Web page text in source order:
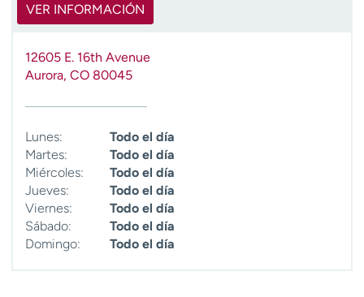
VER INFORMACIÓN
12605 E. 16th Avenue
Aurora, CO 80045
Lunes:
Todo el día
Martes:
Todo el día
Miércoles:
Todo el día
Jueves:
Todo el día
Viernes:
Todo el día
Sábado:
Todo el día
Domingo:
Todo el día